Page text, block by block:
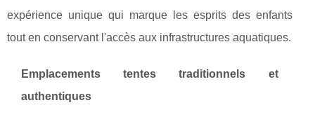
expérience unique qui marque les esprits des enfants
tout en conservant l'accès aux infrastructures aquatiques.
Emplacements tentes traditionnels et
authentiques